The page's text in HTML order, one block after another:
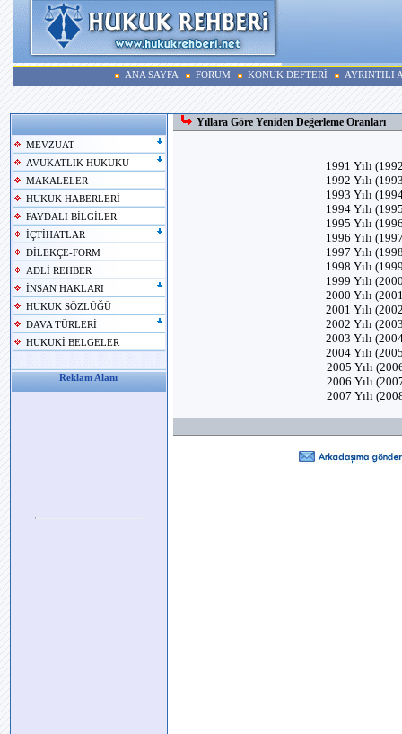
ANA SAYFA FORUM KONUK DEFTERİ AYRINTILI
MEVZUAT
AVUKATLIK HUKUKU
MAKALELER
HUKUK HABERLERİ
FAYDALI BİLGİLER
İÇTİHATLAR
DİLEKÇE-FORM
ADLİ REHBER
İNSAN HAKLARI
HUKUK SÖZLÜĞÜ
DAVA TÜRLERİ
HUKUKİ BELGELER
Reklam Alanı
Yıllara Göre Yeniden Değerleme Oranları
1991 Yılı
1992 Yılı
1993 Yılı
1994 Yılı
1995 Yılı
1996 Yılı
1997 Yılı
1998 Yılı
1999 Yılı
2000 Yılı
2001 Yılı
2002 Yılı
2003 Yılı
2004 Yılı
2005 Yılı
2006 Yılı
2007 Yılı